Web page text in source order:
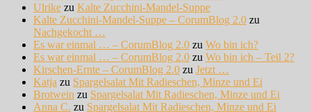
Ulrike zu Kalte Zucchini-Mandel-Suppe
Kalte Zucchini-Mandel-Suppe – CorumBlog 2.0 zu
Nachgekocht …
Es war einmal … – CorumBlog 2.0 zu Wo bin ich?
Es war einmal … – CorumBlog 2.0 zu Wo bin ich – Teil 2?
Kirschen-Ernte – CorumBlog 2.0 zu Jetzt …
Katja zu Spargelsalat Mit Radieschen, Minze und Ei
Brotwein zu Spargelsalat Mit Radieschen, Minze und Ei
Anna C. zu Spargelsalat Mit Radieschen, Minze und Ei